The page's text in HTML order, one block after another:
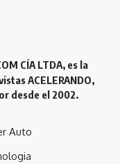
CÍA LTDA, es la
ACELERANDO,
desde el 2002.
Auto